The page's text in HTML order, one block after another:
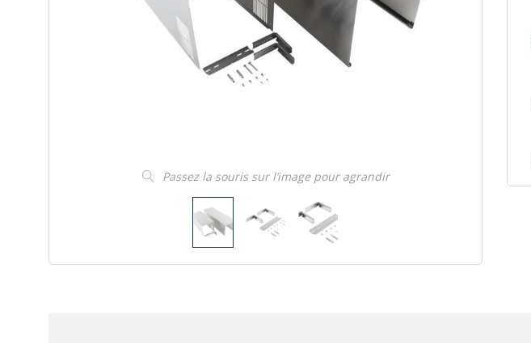
Passez la souris sur l’image pour agrandir